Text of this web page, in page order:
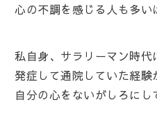
心の不調を感じる人も多い
私自身、サラリーマン時代
発症して通院していた経験
自分の心をないがしろにし